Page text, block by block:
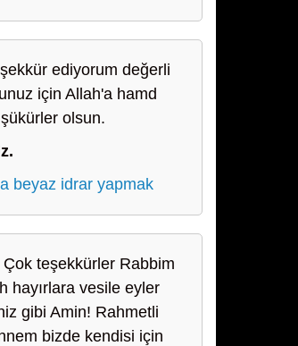
ediyorum değerli
için Allah'a hamd
olsun.
beyaz idrar yapmak
teşekkürler Rabbim
hayırlara vesile eyler
gibi Amin! Rahmetli
bizde kendisi için